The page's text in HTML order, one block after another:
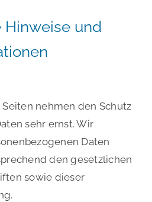
Hinweise und
nehmen den Schutz
sehr ernst. Wir
Daten
den gesetzlichen
sowie dieser